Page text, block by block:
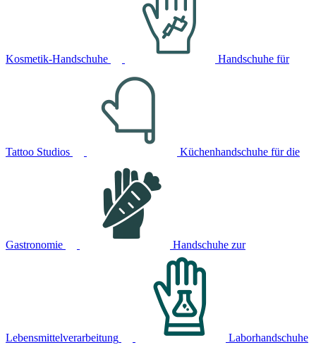
Kosmetik-Handschuhe Handschuhe für
Tattoo Studios Küchenhandschuhe für die
Gastronomie Handschuhe zur
Lebensmittelverarbeitung Laborhandschuhe